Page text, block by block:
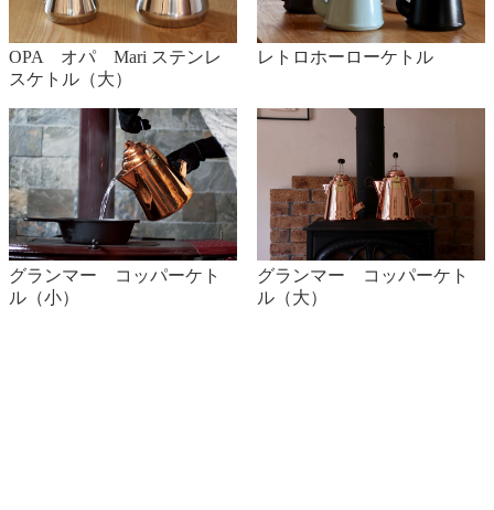
OPA オパ Mari ステンレ
スケトル（大）
レトロホーローケトル
グランマー コッパーケト
ル（小）
グランマー コッパーケト
ル（大）